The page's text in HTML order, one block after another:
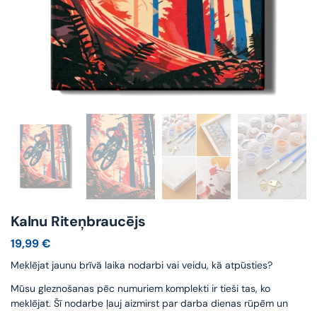
Kalnu Riteņbraucējs
19,99€
Meklējat jaunu brīvā laika nodarbi vai veidu, kā atpūsties?
Mūsu gleznošanas pēc numuriem komplekti ir tieši tas, ko
meklējat. Šī nodarbe ļauj aizmirst par darba dienas rūpēm un